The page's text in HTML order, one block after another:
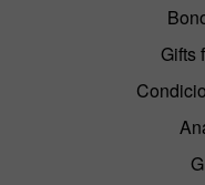
Gifts